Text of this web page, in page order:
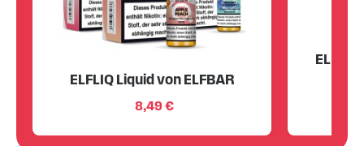
ELFLIQ Liquid von ELFBAR
8,49 €